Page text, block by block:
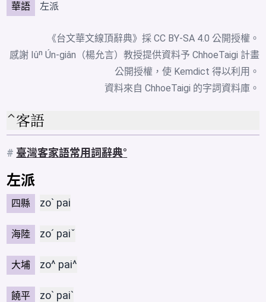
華語 左派
《台文華文線頂辭典》採 CC BY-SA 4.0 公開授權。
感謝 Iûⁿ Ún-giân（楊允言）教授提供資料予 ChhoeTaigi 計畫
公開授權，使 Kemdict 得以利用。
資料來自 ChhoeTaigi 的字詞資料庫。
客語
# 臺灣客家語常用詞辭典
左派
四縣 zoˋ pai
海陸 zoˊ paiˇ
大埔 zo^ pai^
饒平 zoˋ paiˋ